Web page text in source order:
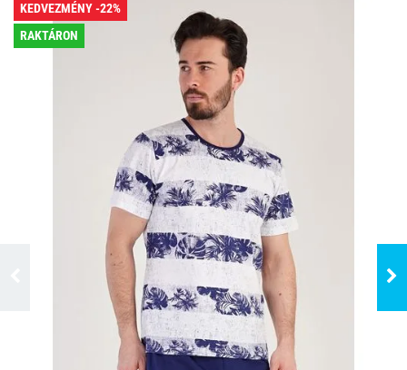
KEDVEZMÉNY -22%
RAKTÁRON